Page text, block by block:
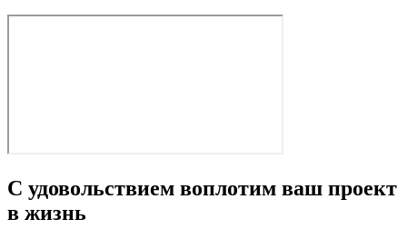
С удовольствием воплотим ваш проект
в жизнь